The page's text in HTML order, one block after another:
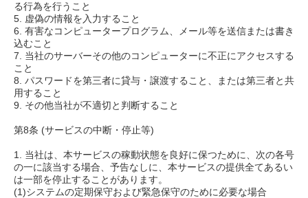
る行為を行うこと
5. 虚偽の情報を入力すること
6. 有害なコンピュータープログラム、メール等を送信または書き
込むこと
7. 当社のサーバーその他のコンピューターに不正にアクセスする
こと
8. パスワードを第三者に貸与・譲渡すること、または第三者と共
用すること
9. その他当社が不適切と判断すること
第8条 (サービスの中断・停止等)
1. 当社は、本サービスの稼動状態を良好に保つために、次の各号
の一に該当する場合、予告なしに、本サービスの提供全てあるい
は一部を停止することがあります。
(1)システムの定期保守および緊急保守のために必要な場合